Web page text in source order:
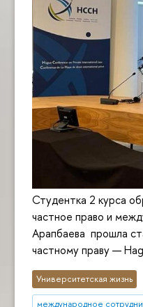
Студентка 2 курса
частное право и
Арапбаева прошла
частному праву —
Университетская жизнь
международное